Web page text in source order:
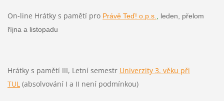
On-line Hrátky s pamětí pro Právě Teď! o.p.s.
leden, přelom
října a listopadu
Hrátky s pamětí III, Letní semestr Univerzity 3. věku při
TUL (absolvování I a II není podmínkou)